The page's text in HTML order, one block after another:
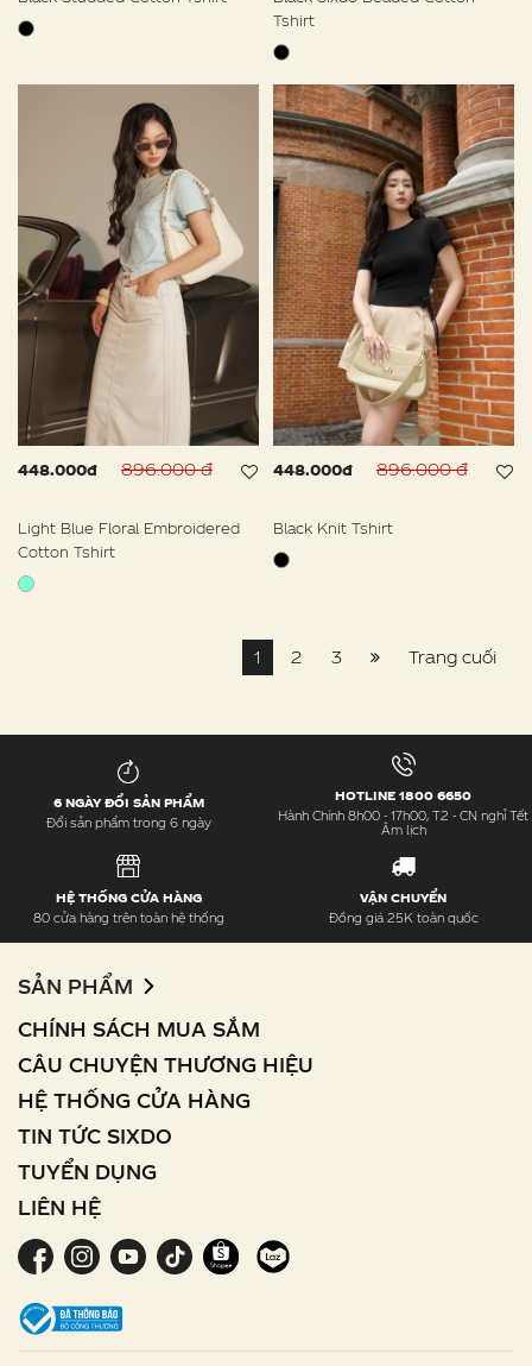
Tshirt
448.000đ 896.000 đ
Light Blue Floral Embroidered
Cotton Tshirt
448.000đ 896.000 đ
Black Knit Tshirt
1 2 3 Trang cuối
6 NGÀY ĐỔI SẢN PHẨM
Đổi sản phẩm trong 6 ngày
HOTLINE 1800 6650
Hành Chính 8h00 - 17h00, T2 - CN nghỉ Tết
Âm lịch
HỆ THỐNG CỬA HÀNG
80 cửa hàng trên toàn hệ thống
VẬN CHUYỂN
Đồng giá 25K toàn quốc
SẢN PHẨM
CHÍNH SÁCH MUA SẮM
CÂU CHUYỆN THƯƠNG HIỆU
HỆ THỐNG CỬA HÀNG
TIN TỨC SIXDO
TUYỂN DỤNG
LIÊN HỆ